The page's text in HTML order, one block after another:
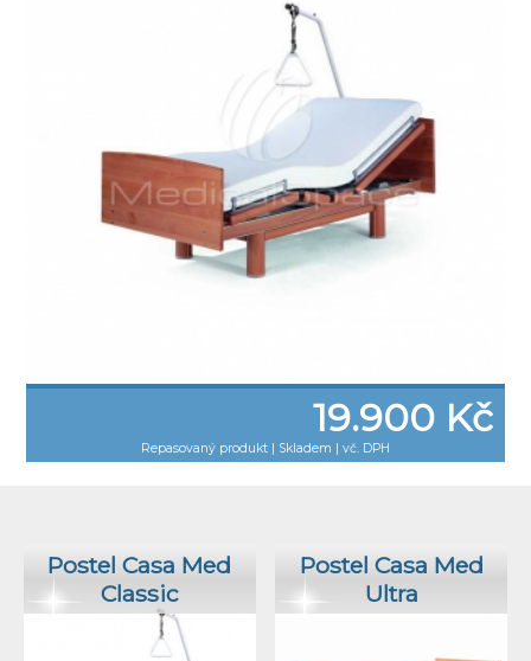
19.900 Kč
Repasovaný produkt Skladem | vč. DPH
Postel Casa Med
Classic
Postel Casa Med
Ultra